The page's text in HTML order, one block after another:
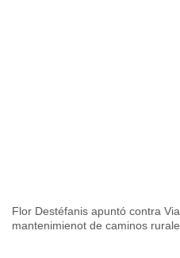
Flor Destéfanis apuntó contra
mantenimienot de caminos